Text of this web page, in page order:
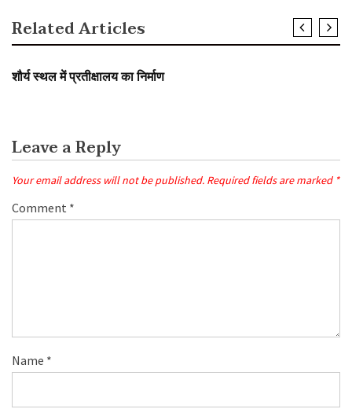
Related Articles
शौर्य स्थल में प्रतीक्षालय का निर्माण
Leave a Reply
Your email address will not be published. Required fields are marked *
Comment *
Name *